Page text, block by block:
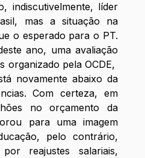
indiscutivelmente, líder
mas a situação na
o esperado para o PT.
ano, uma avaliação
organizado pela OCDE,
novamente abaixo da
Com certeza, em
no orçamento da
para uma imagem
pelo contrário,
reajustes salariais,